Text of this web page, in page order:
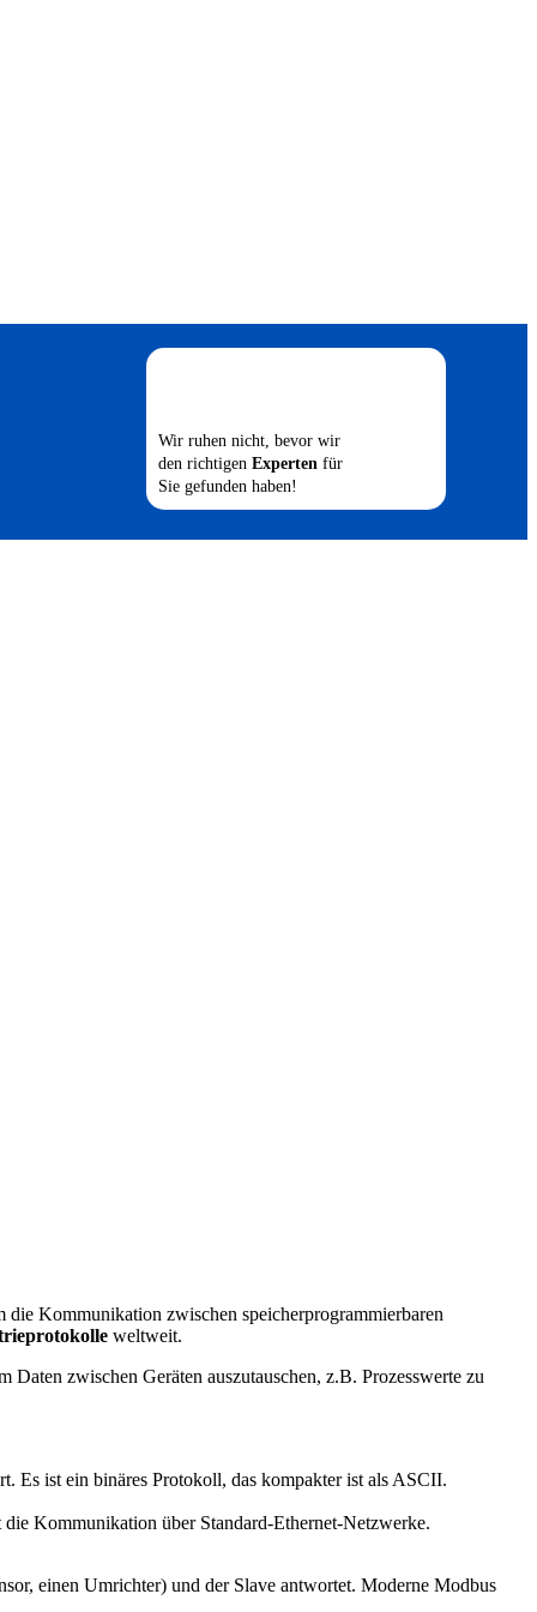
Wir ruhen nicht, bevor wir
den richtigen Experten für
Sie gefunden haben!
Kommunikation zwischen speicherprogrammierbaren
weltweit.
zwischen Geräten auszutauschen, z.B. Prozesswerte zu
Es ist ein binäres Protokoll, das kompakter ist als ASCII.
Kommunikation über Standard-Ethernet-Netzwerke.
einen Umrichter) und der Slave antwortet. Moderne Modbus